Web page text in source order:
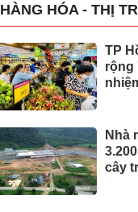
HÀNG HÓA - THỊ
TP
rộng
Nhà
cây